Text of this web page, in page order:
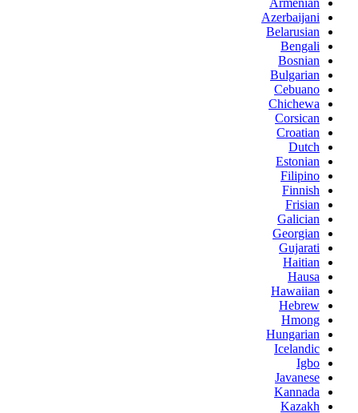
Armenian
Azerbaijani
Belarusian
Bengali
Bosnian
Bulgarian
Cebuano
Chichewa
Corsican
Croatian
Dutch
Estonian
Filipino
Finnish
Frisian
Galician
Georgian
Gujarati
Haitian
Hausa
Hawaiian
Hebrew
Hmong
Hungarian
Icelandic
Igbo
Javanese
Kannada
Kazakh